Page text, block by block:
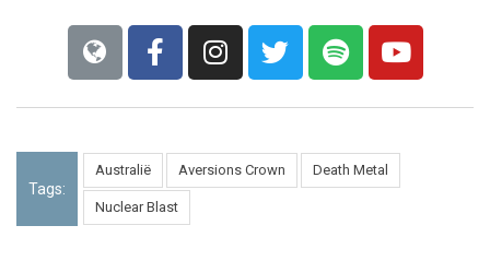
Tags:
Australië Aversions Crown Death Metal
Nuclear Blast